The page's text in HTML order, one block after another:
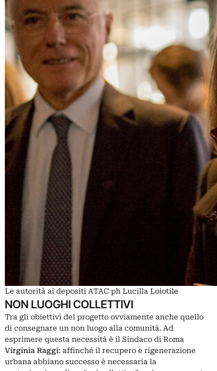
Le autorità ai depositi ATAC ph Lucilla Loiotile
NON LUOGHI COLLETTIVI
Tra gli obiettivi del progetto ovviamente anche quello
di consegnare un non luogo alla comunità. Ad
esprimere questa necessità è il Sindaco di Roma
Virginia Raggi: affinché il recupero e rigenerazione
urbana abbiano successo è necessaria la